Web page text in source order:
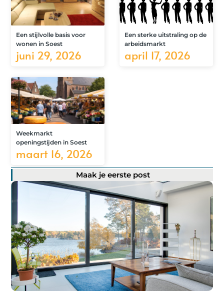
Een stijlvolle basis voor
wonen in Soest
juni 29, 2026
Een sterke uitstraling op de
arbeidsmarkt
april 17, 2026
Weekmarkt
openingstijden in Soest
maart 16, 2026
Maak je eerste post